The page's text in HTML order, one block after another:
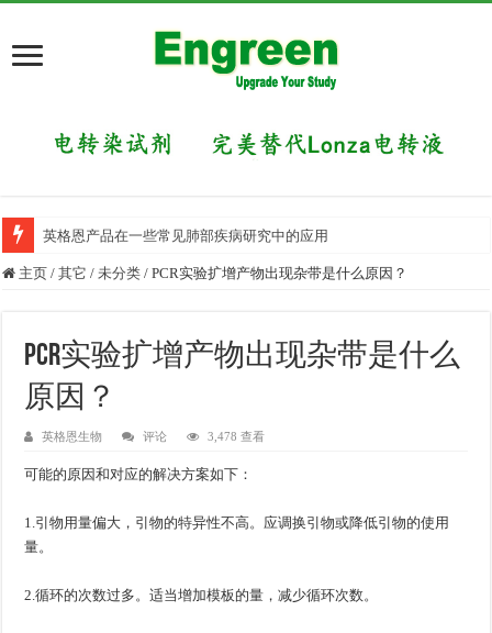
英格恩产品在一些常见肺部疾病研究中的应用
主页 / 其它 / 未分类 / PCR实验扩增产物出现杂带是什么原因？
PCR实验扩增产物出现杂带是什么
原因？
英格恩生物 评论 3,478 查看
可能的原因和对应的解决方案如下：
1.引物用量偏大，引物的特异性不高。应调换引物或降低引物的使用
量。
2.循环的次数过多。适当增加模板的量，减少循环次数。